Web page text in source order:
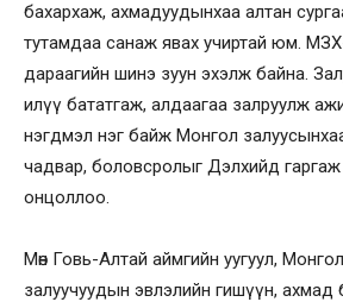
бахархаж, ахмадуудынхаа алтан
тутамдаа санаж явах учиртай юм.
дараагийн шинэ зуун эхэлж байна.
илүү бататгаж, алдаагаа залруулж
нэгдмэл нэг байж Монгол
чадвар, боловсролыг Дэлхийд гаргаж
онцоллоо.
Мөн Говь-Алтай аймгийн уугуул,
залуучуудын эвлэлийн гишүүн, ахмад